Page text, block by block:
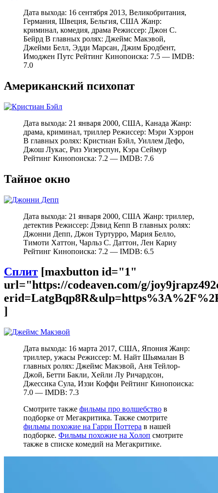
Дата выхода: 16 сентября 2013, Великобритания,
Германия, Швеция, Бельгия, США Жанр:
криминал, комедия, драма Режиссер: Джон С.
Бейрд В главных ролях: Джеймс Макэвой,
Джейми Белл, Эдди Марсан, Джим Бродбент,
Имоджен Путс Рейтинг Кинопоиска: 7.5 — IMDB:
7.0
Американский психопат
Дата выхода: 21 января 2000, США, Канада Жанр:
драма, криминал, триллер Режиссер: Мэри Хэррон
В главных ролях: Кристиан Бэйл, Уиллем Дефо,
Джош Лукас, Риз Уизерспун, Кэра Сеймур
Рейтинг Кинопоиска: 7.2 — IMDB: 7.6
Тайное окно
Дата выхода: 21 января 2000, США Жанр: триллер,
детектив Режиссер: Дэвид Кепп В главных ролях:
Джонни Депп, Джон Туртурро, Мария Белло,
Тимоти Хаттон, Чарльз С. Даттон, Лен Кариу
Рейтинг Кинопоиска: 7.2 — IMDB: 6.5
Сплит [maxbutton id="1"
url="https://codeaven.com/g/
]
Дата выхода: 16 марта 2017, США, Япония Жанр:
триллер, ужасы Режиссер: М. Найт Шьямалан В
главных ролях: Джеймс Макэвой, Аня Тейлор-
Джой, Бетти Бакли, Хейли Лу Ричардсон,
Джессика Сула, Иззи Коффи Рейтинг Кинопоиска:
7.0 — IMDB: 7.3
Смотрите также фильмы про волшебство в
подборке от Мегакритика. Также смотрите
фильмы похожие на Гарри Поттера в нашей
подборке. Фильмы похожие на Холоп смотрите
также в списке комедий на Мегакритике.